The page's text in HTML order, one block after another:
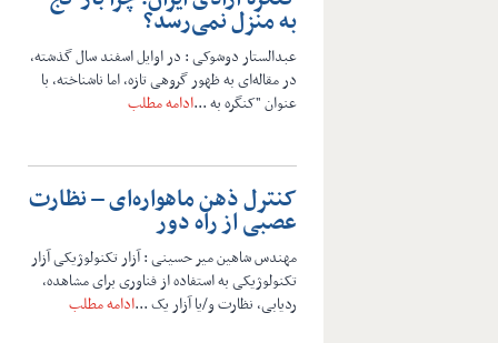
به منزل نمی‌رسد؟
عبدالستار دوشوکی : در اوایل اسفند سال گذشته،
در مقاله‌ای به ظهور گروهی تازه, اما ناشناخته, با
عنوان "کنگره به ...ادامه مطلب
کنترل ذهن ماهواره‌ای – نظارت
عصبی از راه دور
مهندس شاهین میر حسینی : آزار تکنولوژیکی آزار
تکنولوژیکی به استفاده از فناوری برای مشاهده،
ردیابی، نظارت و/یا آزار یک ...ادامه مطلب